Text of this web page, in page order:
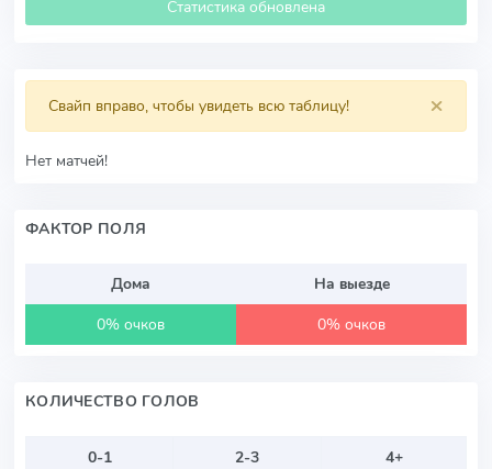
Статистика обновлена
×
Свайп вправо, чтобы увидеть всю таблицу!
Нет матчей!
ФАКТОР ПОЛЯ
Дома
На выезде
0% очков
0% очков
КОЛИЧЕСТВО ГОЛОВ
0-1 2-3
4+